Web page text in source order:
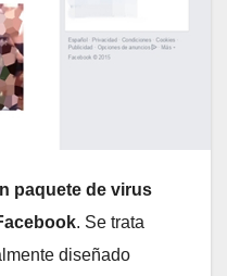
paquete de virus
. Se trata
diseñado